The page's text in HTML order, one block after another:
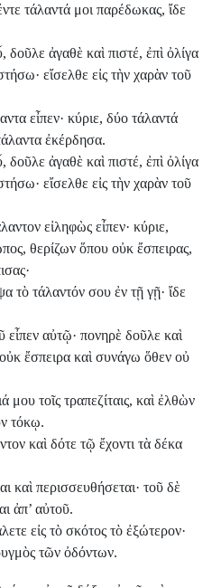
τάλαντά μοι παρέδωκας, ἴδε
ἀγαθὲ καὶ πιστέ, ἐπὶ ὀλίγα
εἴσελθε εἰς τὴν χαρὰν τοῦ
εἶπεν· κύριε, δύο τάλαντά
ἐκέρδησα.
ἀγαθὲ καὶ πιστέ, ἐπὶ ὀλίγα
εἴσελθε εἰς τὴν χαρὰν τοῦ
εἰληφὼς εἶπεν· κύριε,
θερίζων ὅπου οὐκ ἔσπειρας,
τὸ τάλαντόν σου ἐν τῇ γῇ· ἴδε
εἶπεν αὐτῷ· πονηρὲ δοῦλε καὶ
ἔσπειρα καὶ συνάγω ὅθεν οὐ
μου τοῖς τραπεζίταις, καὶ ἐλθὼν
τόκῳ.
καὶ δότε τῷ ἔχοντι τὰ δέκα
καὶ περισσευθήσεται· τοῦ δὲ
ἀπ’ αὐτοῦ.
εἰς τὸ σκότος τὸ ἐξώτερον·
τῶν ὀδόντων.